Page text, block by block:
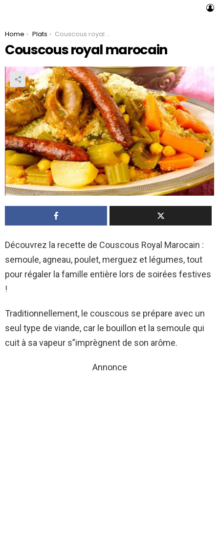
You are here:
Home Plats Couscous royal marocain
Couscous royal marocain
Découvrez la recette de Couscous Royal Marocain :
semoule, agneau, poulet, merguez et légumes, tout
pour régaler la famille entière lors de soirées festives
!
Traditionnellement, le couscous se prépare avec un
seul type de viande, car le bouillon et la semoule qui
cuit à sa vapeur s”imprègnent de son arôme.
Annonce